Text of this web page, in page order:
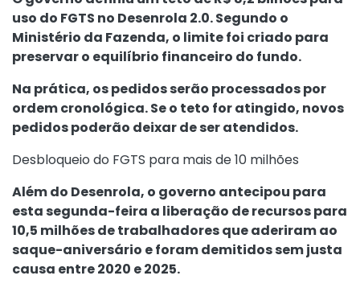
uso do FGTS no Desenrola 2.0. Segundo o
Ministério da Fazenda, o limite foi criado para
preservar o equilíbrio financeiro do fundo.
Na prática, os pedidos serão processados por
ordem cronológica. Se o teto for atingido, novos
pedidos poderão deixar de ser atendidos.
Desbloqueio do FGTS para mais de 10 milhões
Além do Desenrola, o governo antecipou para
esta segunda-feira a liberação de recursos para
10,5 milhões de trabalhadores que aderiram ao
saque-aniversário e foram demitidos sem justa
causa entre 2020 e 2025.